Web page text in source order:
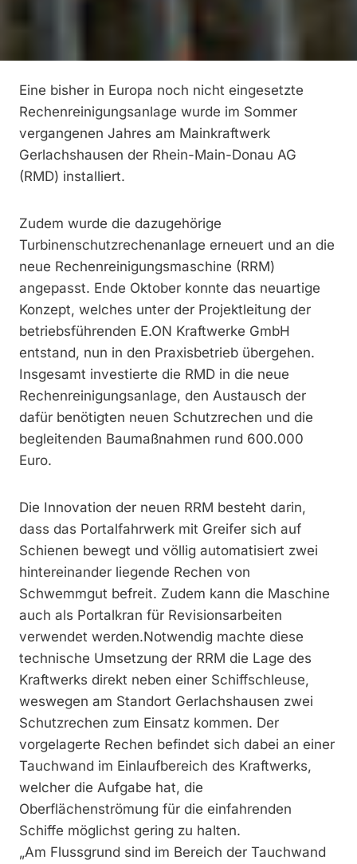
Eine bisher in Europa noch nicht eingesetzte
Rechenreinigungsanlage wurde im Sommer
vergangenen Jahres am Mainkraftwerk
Gerlachshausen der Rhein-Main-Donau AG
(RMD) installiert.
Zudem wurde die dazugehörige
Turbinenschutzrechenanlage erneuert und an die
neue Rechenreinigungsmaschine (RRM)
angepasst. Ende Oktober konnte das neuartige
Konzept, welches unter der Projektleitung der
betriebsführenden E.ON Kraftwerke GmbH
entstand, nun in den Praxisbetrieb übergehen.
Insgesamt investierte die RMD in die neue
Rechenreinigungsanlage, den Austausch der
dafür benötigten neuen Schutzrechen und die
begleitenden Baumaßnahmen rund 600.000
Euro.
Die Innovation der neuen RRM besteht darin,
dass das Portalfahrwerk mit Greifer sich auf
Schienen bewegt und völlig automatisiert zwei
hintereinander liegende Rechen von
Schwemmgut befreit. Zudem kann die Maschine
auch als Portalkran für Revisionsarbeiten
verwendet werden.Notwendig machte diese
technische Umsetzung der RRM die Lage des
Kraftwerks direkt neben einer Schiffschleuse,
weswegen am Standort Gerlachshausen zwei
Schutzrechen zum Einsatz kommen. Der
vorgelagerte Rechen befindet sich dabei an einer
Tauchwand im Einlaufbereich des Kraftwerks,
welcher die Aufgabe hat, die
Oberflächenströmung für die einfahrenden
Schiffe möglichst gering zu halten.
„Am Flussgrund sind im Bereich der Tauchwand